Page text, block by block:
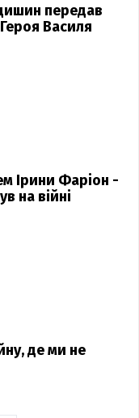
передав
Василя
Ірини Фаріон -
на війні
де ми не